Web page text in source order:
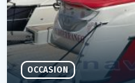
OCCASION